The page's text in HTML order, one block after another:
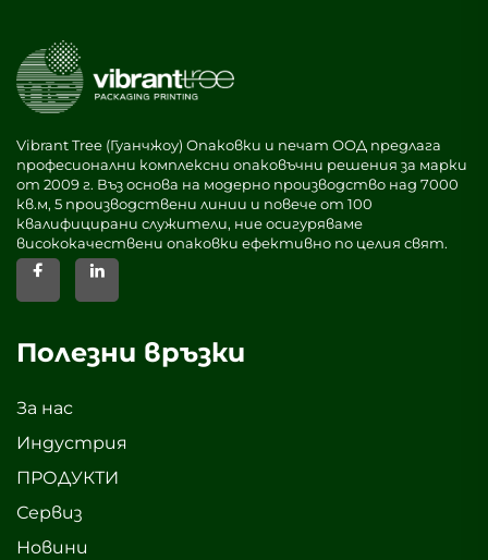
Vibrant Tree (Гуанчжоу) Опаковки и печат ООД предлага
професионални комплексни опаковъчни решения за марки
от 2009 г. Въз основа на модерно производство над 7000
кв.м, 5 производствени линии и повече от 100
квалифицирани служители, ние осигуряваме
висококачествени опаковки ефективно по целия свят.
Полезни връзки
За нас
Индустрия
ПРОДУКТИ
Сервиз
Новини